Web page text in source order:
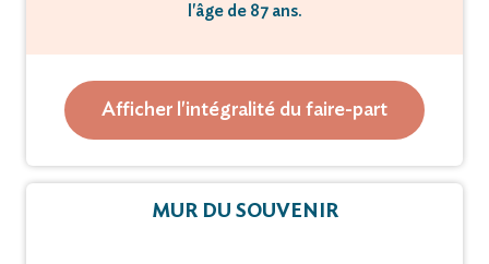
l'âge de 87 ans.
La cérémonie religieuse aura lieu le mardi 27
décembre 2022 à 14 heures 30
en l'église Saint-Pierre de Merville,
Afficher l'intégralité du faire-part
MUR DU SOUVENIR